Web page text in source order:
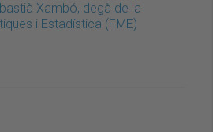
Xambó, degà de la
i Estadística (FME)